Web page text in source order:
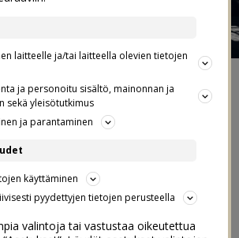
JA YHTEISTYÖT
laitteelle ja/tai laitteella olevien tietojen
ja personoitu sisältö, mainonnan ja
sekä yleisötutkimus
ja parantaminen
käyttäminen
pyydettyjen tietojen perusteella
valintoja tai vastustaa oikeutettua